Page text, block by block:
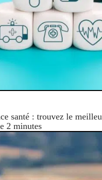
santé : trouvez le
2 minutes